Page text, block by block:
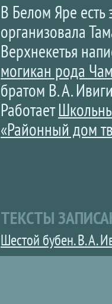
В Белом Яре
организовала
Верхнекетья
могикан рода
братом В. А.
Работает
«Районный дом
ТЕКСТЫ
Шестой бубен. В. А.